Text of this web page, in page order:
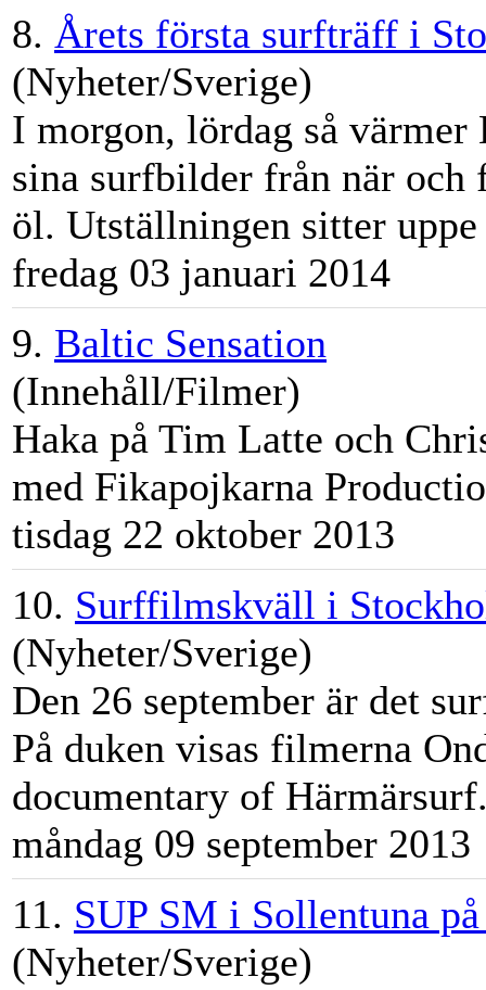
8. Årets första surfträff i
(Nyheter/Sverige)
I morgon, lördag så
sina surfbilder från när och
öl. Utställningen sitter
fredag 03 januari 2014
9. Baltic Sensation
(Innehåll/Filmer)
Haka på Tim Latte och
med Fikapojkarna
tisdag 22 oktober 2013
10. Surffilmskväll i
(Nyheter/Sverige)
Den 26 september är det
På duken visas filmerna
documentary of
måndag 09 september 2013
11. SUP SM i Sollentuna
(Nyheter/Sverige)